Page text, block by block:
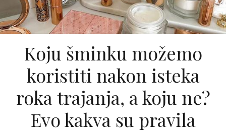
Koju šminku možemo
koristiti nakon isteka
roka trajanja, a koju ne?
Evo kakva su pravila